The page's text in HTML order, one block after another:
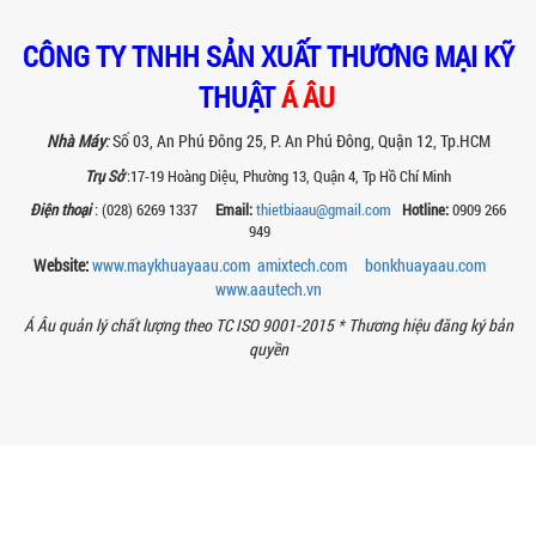
CHIẾT RÓT SƠN 1 VÒI CỦA Á ÂU?
Khám phá lý do vì sao máy chiết rót sơn
1 vòi của Á Âu là lựa chọn hàng đầu
cho các xưởng sơn: chính xác, tiết...
BÊN TRONG NHÀ MÁY Á ÂU: HÀNH TRÌNH
ĐẠT CHUẨN
inox tại nhà máy Á Âu – nơi tạo ra thiết
bị chuẩn kỹ thuật, bền bỉ, theo...
MÁY NGHIỀN THUỐC BVTV – GIẢI PHÁP
TỐI ƯU TRONG SẢN XUẤT NÔNG DƯỢC
CÔNG TY TNHH SẢN XUẤT THƯƠNG MẠI KỸ
THUẬTÁ ÂU
Nhà Máy:Số 03, An Phú Đông 25, P. An Phú Đông, Quận 12, Tp.HCM
Trụ Sở:17-19 Hoàng Diệu, Phường 13, Quận 4, Tp Hồ Chí Minh
Điện thoại: (028) 6269 1337 Email:thietbiaau@gmail.com Hotline:0909 266
949
Website:www.maykhuayaau.com amixtech.com
bonkhuayaau.com
www.aautech.vn
Á Âu quản lý chất lượng theo TC ISO 9001-2015 * Thương hiệu đăng ký bản
quyền